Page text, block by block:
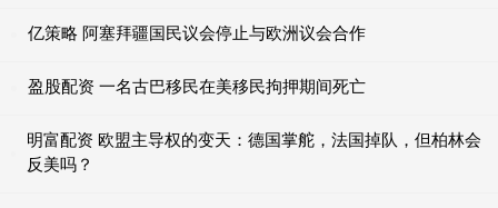
亿策略 阿塞拜疆国民议会停止与欧洲议会合作
盈股配资 一名古巴移民在美移民拘押期间死亡
明富配资 欧盟主导权的变天：德国掌舵，法国掉队，但柏林会
反美吗？